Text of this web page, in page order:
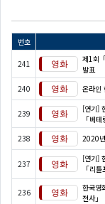
번호
241
제1회
발표
240 온라인
239
[연기]
「베테
238 2020
237
[연기]
「리틀
236
한국영
전사」